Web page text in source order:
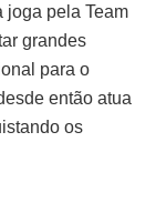
joga pela Team
grandes
para o
então atua
os